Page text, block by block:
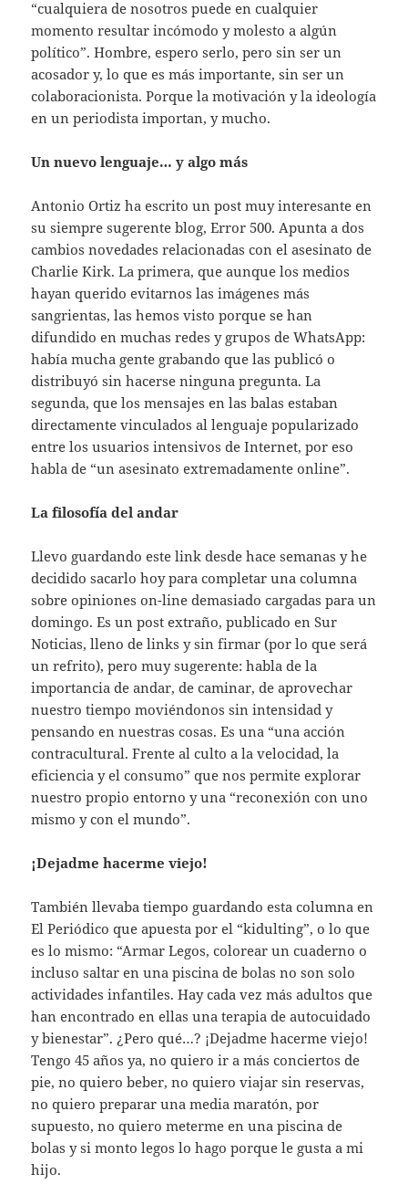
“cualquiera de nosotros puede en cualquier
momento resultar incómodo y molesto a algún
político”. Hombre, espero serlo, pero sin ser un
acosador y, lo que es más importante, sin ser un
colaboracionista. Porque la motivación y la ideología
en un periodista importan, y mucho.
Un nuevo lenguaje… y algo más
Antonio Ortiz ha escrito un post muy interesante en
su siempre sugerente blog, Error 500. Apunta a dos
cambios novedades relacionadas con el asesinato de
Charlie Kirk. La primera, que aunque los medios
hayan querido evitarnos las imágenes más
sangrientas, las hemos visto porque se han
difundido en muchas redes y grupos de WhatsApp:
había mucha gente grabando que las publicó o
distribuyó sin hacerse ninguna pregunta. La
segunda, que los mensajes en las balas estaban
directamente vinculados al lenguaje popularizado
entre los usuarios intensivos de Internet, por eso
habla de “un asesinato extremadamente online”.
La filosofía del andar
Llevo guardando este link desde hace semanas y he
decidido sacarlo hoy para completar una columna
sobre opiniones on-line demasiado cargadas para un
domingo. Es un post extraño, publicado en Sur
Noticias, lleno de links y sin firmar (por lo que será
un refrito), pero muy sugerente: habla de la
importancia de andar, de caminar, de aprovechar
nuestro tiempo moviéndonos sin intensidad y
pensando en nuestras cosas. Es una “una acción
contracultural. Frente al culto a la velocidad, la
eficiencia y el consumo” que nos permite explorar
nuestro propio entorno y una “reconexión con uno
mismo y con el mundo”.
¡Dejadme hacerme viejo!
También llevaba tiempo guardando esta columna en
El Periódico que apuesta por el “kidulting”, o lo que
es lo mismo: “Armar Legos, colorear un cuaderno o
incluso saltar en una piscina de bolas no son solo
actividades infantiles. Hay cada vez más adultos que
han encontrado en ellas una terapia de autocuidado
y bienestar”. ¿Pero qué…? ¡Dejadme hacerme viejo!
Tengo 45 años ya, no quiero ir a más conciertos de
pie, no quiero beber, no quiero viajar sin reservas,
no quiero preparar una media maratón, por
supuesto, no quiero meterme en una piscina de
bolas y si monto legos lo hago porque le gusta a mi
hijo.